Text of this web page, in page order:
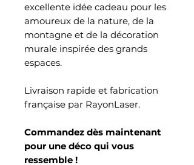
excellente idée cadeau pour les
amoureux de la nature, de la
montagne et de la décoration
murale inspirée des grands
espaces.
Livraison rapide et fabrication
française par RayonLaser.
Commandez dès maintenant
pour une déco qui vous
ressemble !